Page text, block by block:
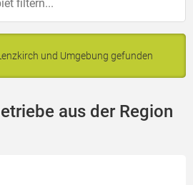
und Umgebung gefunden
aus der Region